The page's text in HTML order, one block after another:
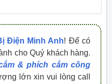
Điện Minh Anh! Để có
cho Quý khách hàng.
& phích cắm công
lớn xin vui lòng call